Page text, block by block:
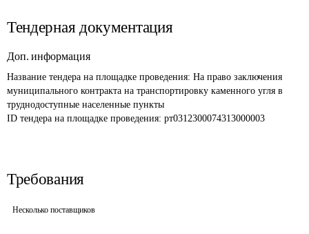
Тендерная документация
Доп. информация
Название тендера на площадке проведения: На право заключения
муниципального контракта на транспортировку каменного угля в
труднодоступные населенные пункты
ID тендера на площадке проведения: рт0312300074313000003
Требования
Несколько поставщиков